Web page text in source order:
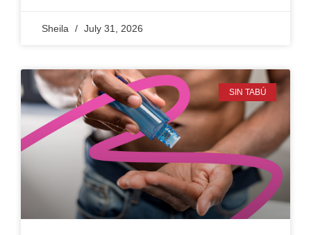
Sheila July 31, 2026
SIN TABÚ